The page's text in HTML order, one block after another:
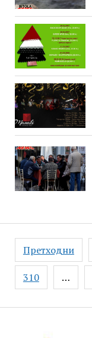
Posts
pagination
Претходни
310 …